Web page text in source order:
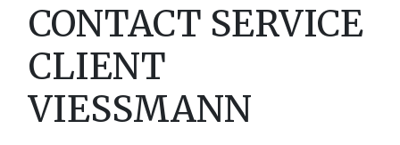
CONTACT SERVICE
CLIENT
VIESSMANN